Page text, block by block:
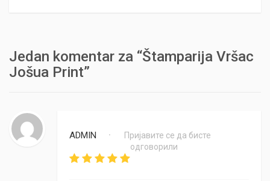
Jedan komentar za “Štamparija Vršac
Jošua Print”
ADMIN •
Пријавите се да бисте
одговорили